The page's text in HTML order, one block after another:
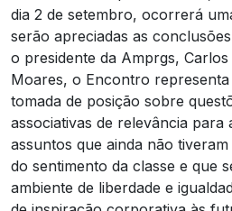
dia 2 de setembro, ocorrerá
serão apreciadas as
o presidente da Amprgs,
Moares, o Encontro
tomada de posição sobre
associativas de relevância para
assuntos que ainda não
do sentimento da classe e que
ambiente de liberdade e